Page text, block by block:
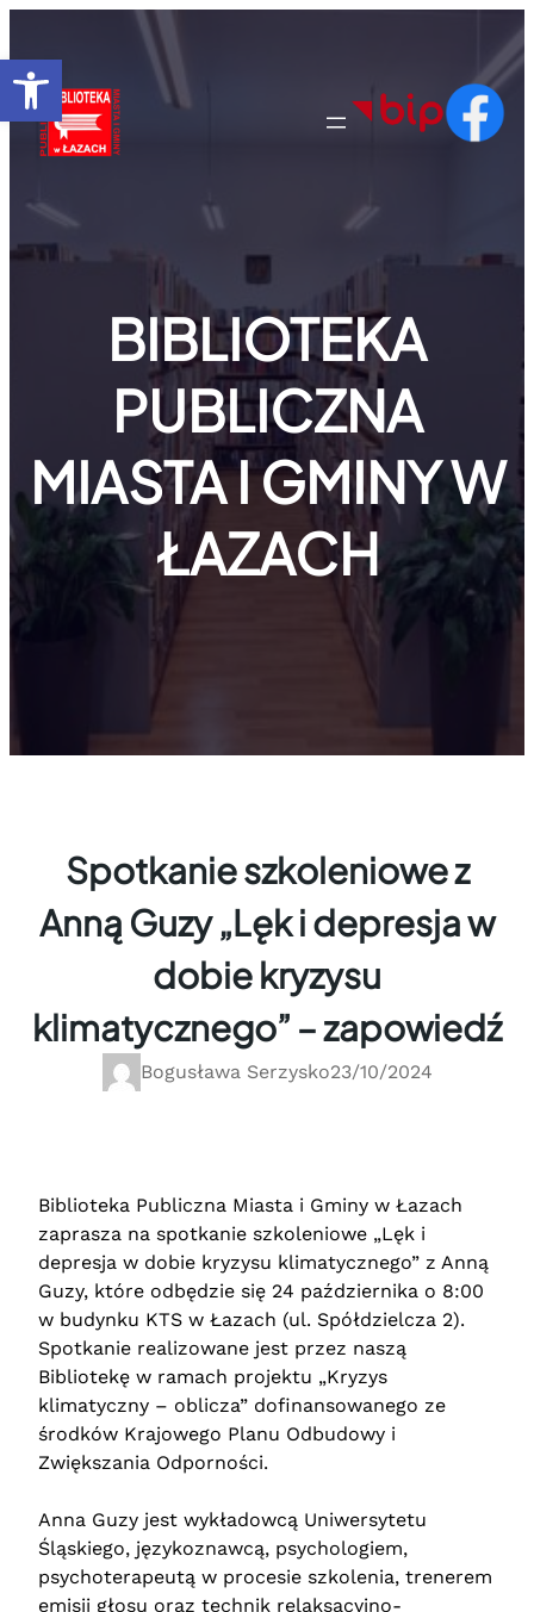
Otwórz pasek narzędzi
treści
BIBLIOTEKA
PUBLICZNA
MIASTA I GMINY W
ŁAZACH
Spotkanie szkoleniowe z
Anną Guzy „Lęk i depresja w
dobie kryzysu
klimatycznego” – zapowiedź
Bogusława Serzysko23/10/2024
Biblioteka Publiczna Miasta i Gminy w Łazach
zaprasza na spotkanie szkoleniowe „Lęk i
depresja w dobie kryzysu klimatycznego” z Anną
Guzy, które odbędzie się 24 października o 8:00
w budynku KTS w Łazach (ul. Spółdzielcza 2).
Spotkanie realizowane jest przez naszą
Bibliotekę w ramach projektu „Kryzys
klimatyczny – oblicza” dofinansowanego ze
środków Krajowego Planu Odbudowy i
Zwiększania Odporności.
Anna Guzy jest wykładowcą Uniwersytetu
Śląskiego, językoznawcą, psychologiem,
psychoterapeutą w procesie szkolenia, trenerem
emisji głosu oraz technik relaksacyjno-